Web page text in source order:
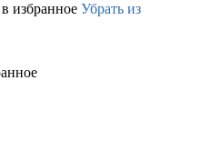
избранное Убрать из